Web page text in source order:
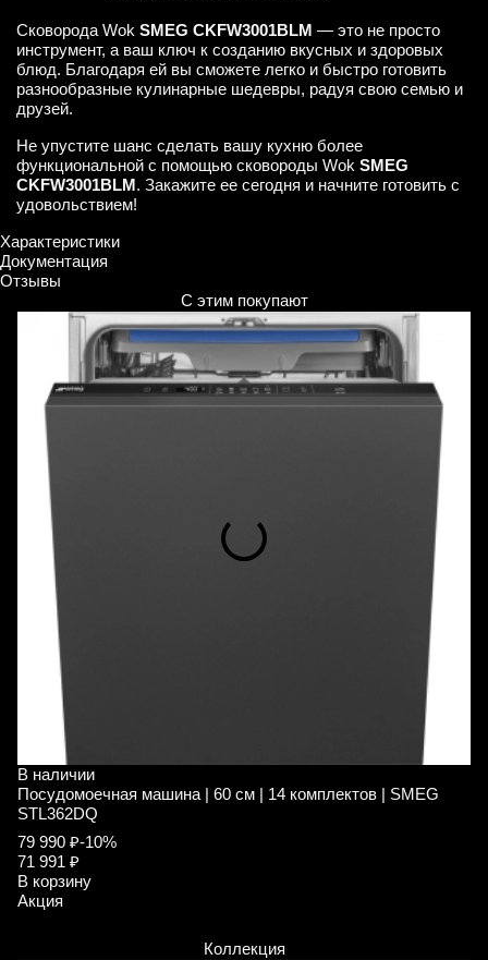
Сковорода Wok SMEG CKFW3001BLM — это не просто
инструмент, а ваш ключ к созданию вкусных и здоровых
блюд. Благодаря ей вы сможете легко и быстро готовить
разнообразные кулинарные шедевры, радуя свою семью и
друзей.
Не упустите шанс сделать вашу кухню более
функциональной с помощью сковороды Wok SMEG
CKFW3001BLM. Закажите ее сегодня и начните готовить с
удовольствием!
Характеристики
Документация
Отзывы
С этим покупают
В наличии
Посудомоечная машина | 60 см | 14 комплектов | SMEG
STL362DQ
79 990 ₽-10%
71 991 ₽
В корзину
Акция
Коллекция